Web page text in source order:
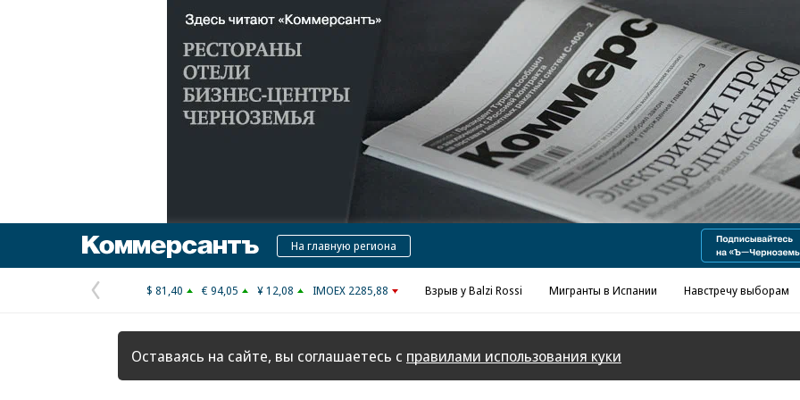
Реклама в «Ъ» www.kommersant.ru/ad
КоммерсантъНа главную региона
Предыдущая
страница
$ 81,40 € 94,05 ¥ 12,08 IMOEX 2285,88 Взрыв у Balzi Rossi Мигранты в Испании Навстречу выборам
Оставаясь на сайте, вы соглашаетесь с правилами использования куки